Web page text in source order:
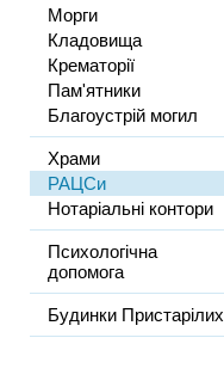
Морги
Кладовища
Крематорії
Пам'ятники
Благоустрій могил
Храми
РАЦСи
Нотаріальні контори
Психологічна
допомога
Будинки Пристарілих